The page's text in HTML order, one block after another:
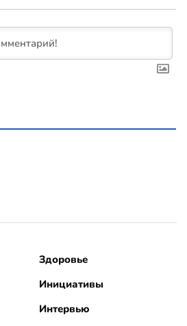
Здоровье
Инициативы
Интервью